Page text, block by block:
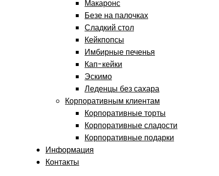
Макаронс
Безе на палочках
Сладкий стол
Кейкпопсы
Имбирные печенья
Кап-кейки
Эскимо
Леденцы без сахара
Корпоративным клиентам
Корпоративные торты
Корпоративные сладости
Корпоративные подарки
Информация
Контакты